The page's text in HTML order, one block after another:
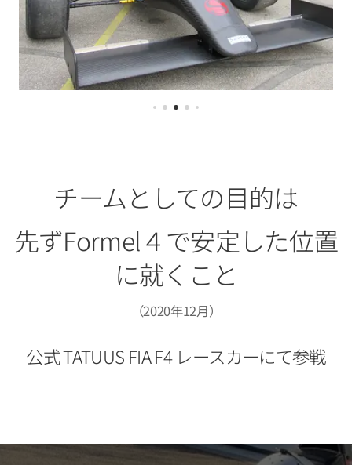
チームとしての目的は
先ずFormel４で安定した位置
に就くこと
（2020年12月）
公式 TATUUS FIA F4 レースカーにて参戦